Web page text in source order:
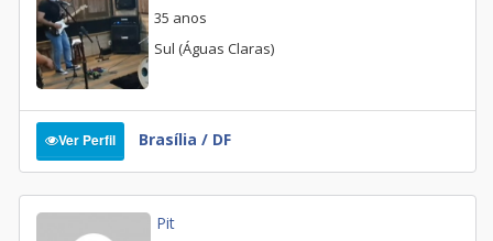
35 anos
Sul (Águas Claras)
Ver Perfil Brasília / DF
Pit